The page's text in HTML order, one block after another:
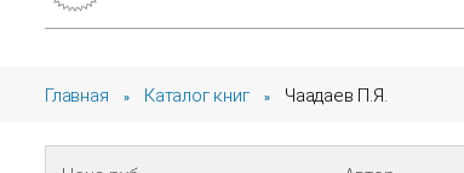
Главная » Каталог книг » Чаадаев П.Я.